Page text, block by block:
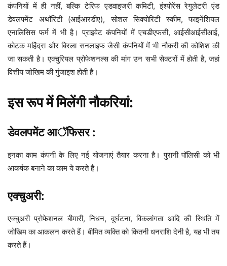
कंपनियों में ही नहीं, बल्कि टेरिफ एडवाइजरी कमिटी, इंश्योरेंस रेगुलेटरी एंड
डेवलपमेंट अथॉरिटी (आईआरडीए), सोशल सिक्योरिटी स्कीम, फाइनेंशियल
एनालिसिस फर्म में भी है। प्राइवेट कंपनियों में एचडीएफसी, आईसीआईसीआई,
कोटक महिंद्रा और बिरला सनलाइफ जैसी कंपनियों में भी नौकरी की कोशिश की
जा सकती है। एक्चुरियल प्रोफेशनल्स की मांग उन सभी सेक्टरों में होती है, जहां
वित्तीय जोखिम की गुंजाइश होती है।
इस रूप में मिलेंगी नौकरियां:
डेवलपमेंट आॅफिसर :
इनका काम कंपनी के लिए नई योजनाएं तैयार करना है। पुरानी पॉलिसी को भी
आकर्षक बनाने का काम ये करते हैं।
एक्चुअरी:
एक्चुअरी प्रोफेशनल बीमारी, निधन, दुर्घटना, विकलांगता आदि की स्थिति में
जोखिम का आकलन करते हैं। बीमित व्यक्ति को कितनी धनराशि देनी है, यह भी तय
करते हैं।